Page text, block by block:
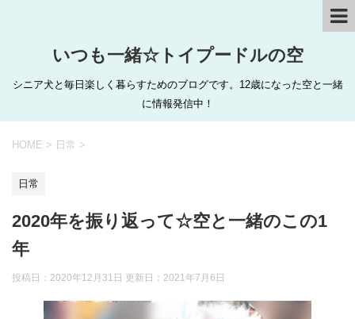
いつも一緒☆トイプードルの空
シニア犬と毎日楽しく暮らすためのブログです。12歳になった空と一緒
に情報発信中！
HOME > 日常 >
日常
2020年を振り返って☆空と一緒のこの1
年
投稿日：2020年12月31日 更新日： 2021年7月6日